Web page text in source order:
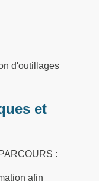
d'outillages
et
:
afin